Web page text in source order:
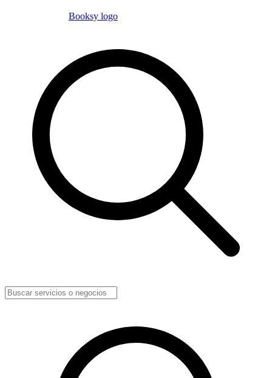
Booksy logo